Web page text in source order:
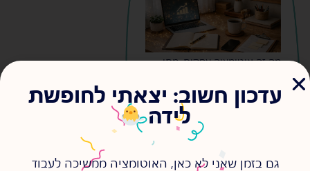
מה זה אוטומציה עסקית, מתי
מסודר ובלי הייפ.
להמשיך לקרוא >
עדכון חשוב: יצאתי לחופשת
לידה
גם בזמן שאני לא כאן, האוטומציה ממשיכה לעבוד